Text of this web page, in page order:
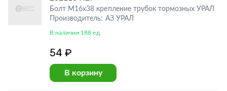
Болт М16х38 крепление трубок тормозных УРАЛ
Производитель: АЗ УРАЛ
В наличии 188 ед
54 ₽
В корзину